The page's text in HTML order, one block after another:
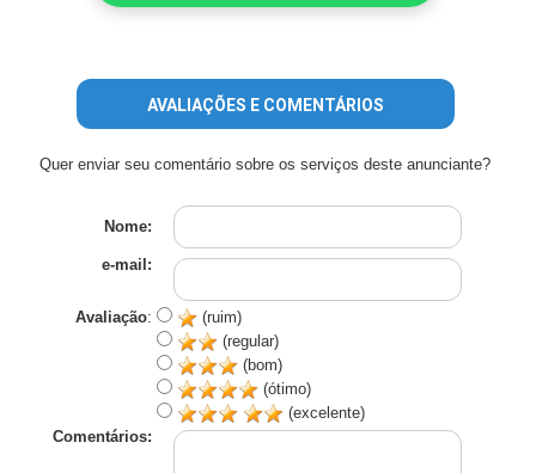
AVALIAÇÕES E COMENTÁRIOS
Quer enviar seu comentário sobre os serviços deste anunciante?
Nome:
e-mail:
Avaliação:
(ruim)
(regular)
(bom)
(ótimo)
(excelente)
Comentários: